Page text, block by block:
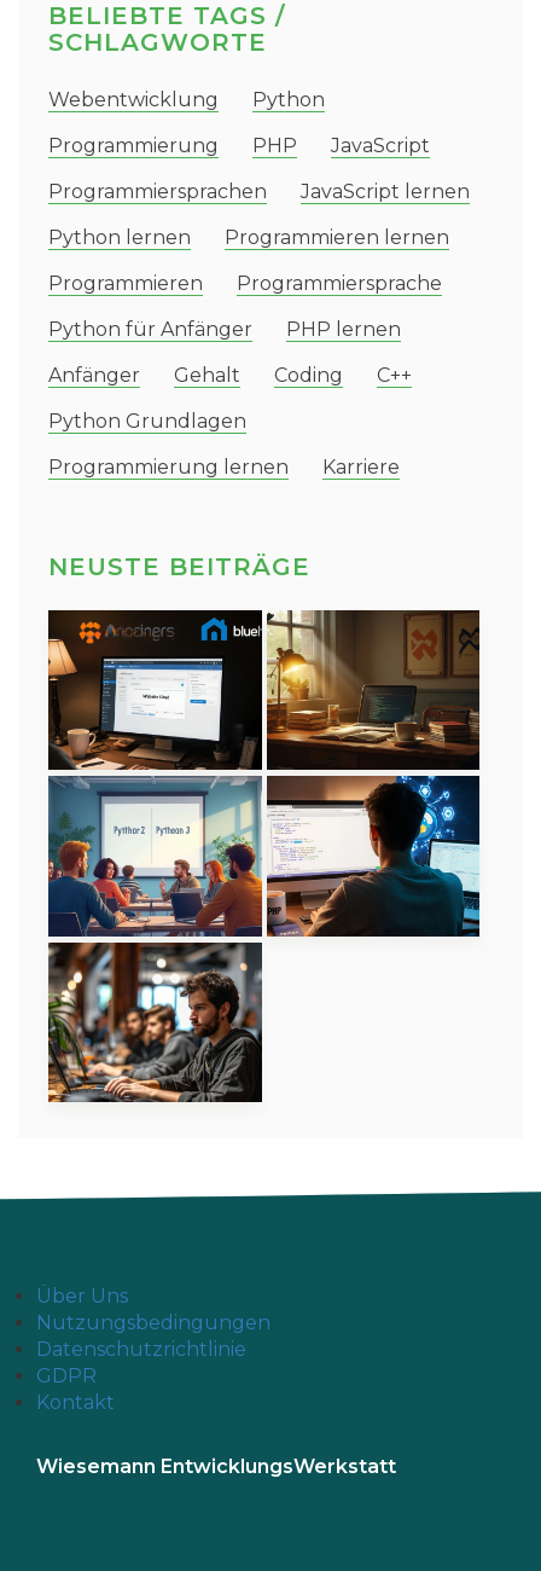
BELIEBTE TAGS /
SCHLAGWORTE
Webentwicklung
Python
Programmierung
PHP
JavaScript
Programmiersprachen
JavaScript lernen
Python lernen
Programmieren lernen
Programmieren
Programmiersprache
Python für Anfänger
PHP lernen
Anfänger
Gehalt Coding
C++
Python Grundlagen
Programmierung lernen
Karriere
NEUSTE BEITRÄGE
Über Uns
Nutzungsbedingungen
Datenschutzrichtlinie
GDPR
Kontakt
Wiesemann EntwicklungsWerkstatt